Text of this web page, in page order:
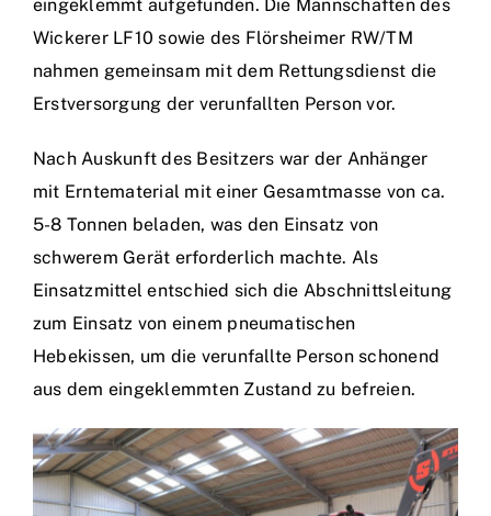
eingeklemmt aufgefunden. Die Mannschaften des
Wickerer LF10 sowie des Flörsheimer RW/TM
nahmen gemeinsam mit dem Rettungsdienst die
Erstversorgung der verunfallten Person vor.
Nach Auskunft des Besitzers war der Anhänger
mit Erntematerial mit einer Gesamtmasse von ca.
5-8 Tonnen beladen, was den Einsatz von
schwerem Gerät erforderlich machte. Als
Einsatzmittel entschied sich die Abschnittsleitung
zum Einsatz von einem pneumatischen
Hebekissen, um die verunfallte Person schonend
aus dem eingeklemmten Zustand zu befreien.